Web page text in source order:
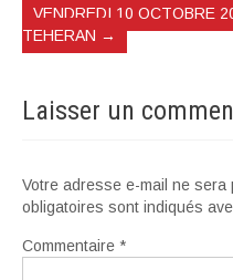
VENDREDI 10 OCTOBRE
TEHERAN →
Laisser un
Votre adresse e-mail ne sera
obligatoires sont indiqués
Commentaire *